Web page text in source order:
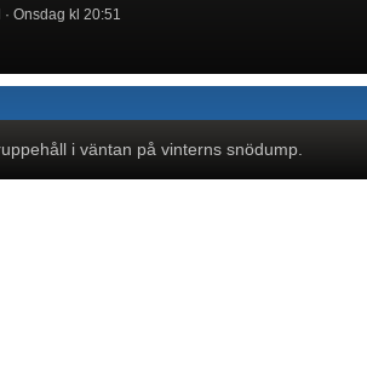
Onsdag kl 20:51
i väntan på vinterns snödump.